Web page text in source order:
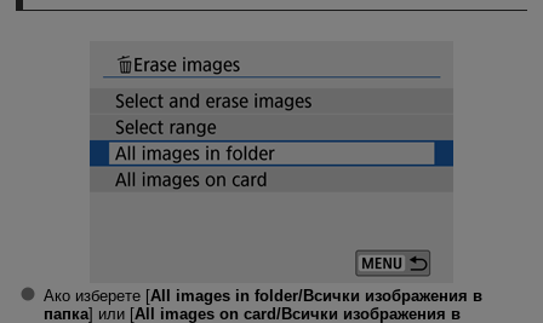
Ако изберете [All images in folder/Всички изображения в
папка] или [All images on card/Всички изображения в